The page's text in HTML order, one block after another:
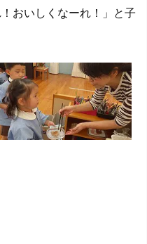
おいしくなーれ！」と子